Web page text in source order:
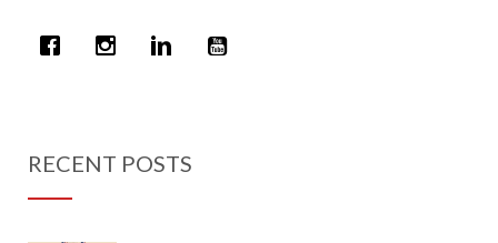
RECENT POSTS